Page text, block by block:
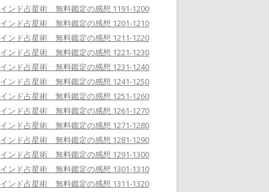
インド占星術 無料鑑定の感想 1191-1200
インド占星術 無料鑑定の感想 1201-1210
インド占星術 無料鑑定の感想 1211-1220
インド占星術 無料鑑定の感想 1221-1230
インド占星術 無料鑑定の感想 1231-1240
インド占星術 無料鑑定の感想 1241-1250
インド占星術 無料鑑定の感想 1251-1260
インド占星術 無料鑑定の感想 1261-1270
インド占星術 無料鑑定の感想 1271-1280
インド占星術 無料鑑定の感想 1281-1290
インド占星術 無料鑑定の感想 1291-1300
インド占星術 無料鑑定の感想 1301-1310
インド占星術 無料鑑定の感想 1311-1320